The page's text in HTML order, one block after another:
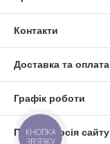
Контакти
Доставка та оплата
Графік роботи
Повна версія сайту
КНОПКА
ЗВ'ЯЗКУ